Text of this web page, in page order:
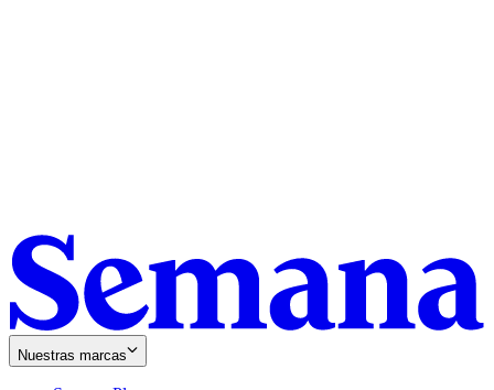
Nuestras marcas